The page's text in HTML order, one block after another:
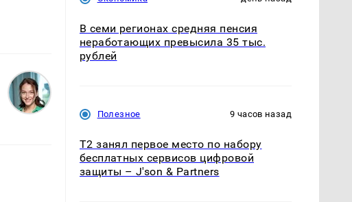
В семи регионах средняя пенсия
неработающих превысила 35 тыс.
рублей
Полезное 9 часов назад
Т2 занял первое место по набору
бесплатных сервисов цифровой
защиты – J'son & Partners